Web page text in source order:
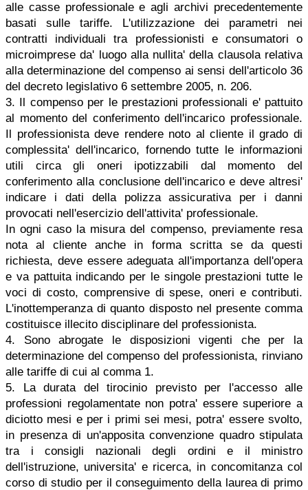
alle casse professionale e agli archivi precedentemente
basati sulle tariffe. L'utilizzazione dei parametri nei
contratti individuali tra professionisti e consumatori o
microimprese da' luogo alla nullita' della clausola relativa
alla determinazione del compenso ai sensi dell'articolo 36
del decreto legislativo 6 settembre 2005, n. 206.
3. Il compenso per le prestazioni professionali e' pattuito
al momento del conferimento dell'incarico professionale.
Il professionista deve rendere noto al cliente il grado di
complessita' dell'incarico, fornendo tutte le informazioni
utili circa gli oneri ipotizzabili dal momento del
conferimento alla conclusione dell'incarico e deve altresi'
indicare i dati della polizza assicurativa per i danni
provocati nell'esercizio dell'attivita' professionale.
In ogni caso la misura del compenso, previamente resa
nota al cliente anche in forma scritta se da questi
richiesta, deve essere adeguata all'importanza dell'opera
e va pattuita indicando per le singole prestazioni tutte le
voci di costo, comprensive di spese, oneri e contributi.
L'inottemperanza di quanto disposto nel presente comma
costituisce illecito disciplinare del professionista.
4. Sono abrogate le disposizioni vigenti che per la
determinazione del compenso del professionista, rinviano
alle tariffe di cui al comma 1.
5. La durata del tirocinio previsto per l'accesso alle
professioni regolamentate non potra' essere superiore a
diciotto mesi e per i primi sei mesi, potra' essere svolto,
in presenza di un'apposita convenzione quadro stipulata
tra i consigli nazionali degli ordini e il ministro
dell'istruzione, universita' e ricerca, in concomitanza col
corso di studio per il conseguimento della laurea di primo